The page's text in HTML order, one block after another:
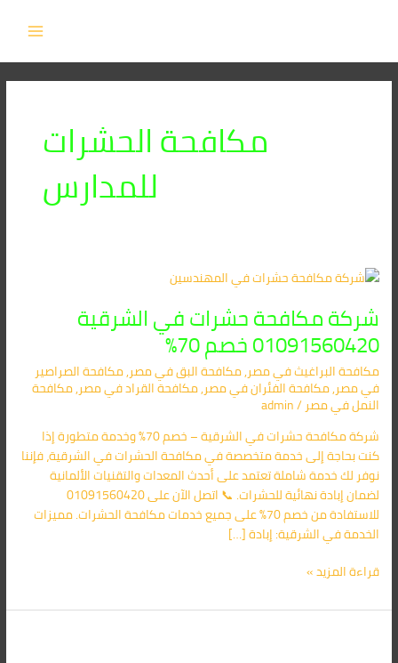
مكافحة الحشرات
للمدارس
شركة مكافحة حشرات في الشرقية
01091560420 خصم 70%
مكافحة البراغيث​ في مصر,مكافحة البق​ في مصر,مكافحة الصراصير​
في مصر,مكافحة الفئران​ في مصر,مكافحة القراد​ في مصر,مكافحة
النمل​ في مصر/
admin
شركة مكافحة حشرات في الشرقية – خصم 70% وخدمة متطورة إذا
كنت بحاجة إلى خدمة متخصصة في مكافحة الحشرات في الشرقية، فإننا
نوفر لك خدمة شاملة تعتمد على أحدث المعدات والتقنيات الألمانية
لضمان إبادة نهائية للحشرات. 📞 اتصل الآن على 01091560420
للاستفادة من خصم 70% على جميع خدمات مكافحة الحشرات. مميزات
الخدمة في الشرقية: إبادة […]
شركة
حشرات
في
الشرقية
01091560420
خصم
70%
قراءة المزيد »